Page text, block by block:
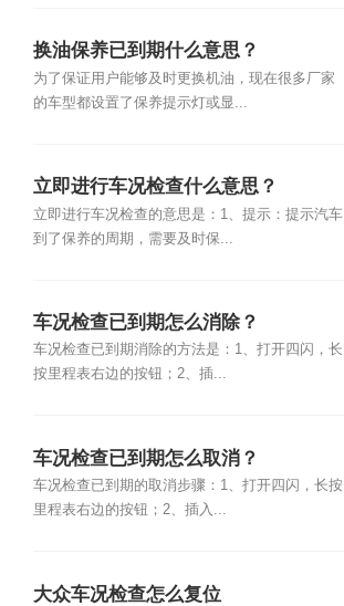
换油保养已到期什么意思？
为了保证用户能够及时更换机油，现在很多厂家
的车型都设置了保养提示灯或显...
立即进行车况检查什么意思？
立即进行车况检查的意思是：1、提示：提示汽车
到了保养的周期，需要及时保...
车况检查已到期怎么消除？
车况检查已到期消除的方法是：1、打开四闪，长
按里程表右边的按钮；2、插...
车况检查已到期怎么取消？
车况检查已到期的取消步骤：1、打开四闪，长按
里程表右边的按钮；2、插入...
大众车况检查怎么复位